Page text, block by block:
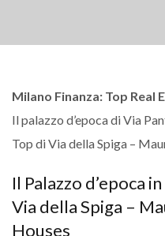
Milano Finanza: Top Real
Il palazzo d’epoca di Via
Top di Via della Spiga –
Il Palazzo d’epoca
Via della Spiga –
Houses